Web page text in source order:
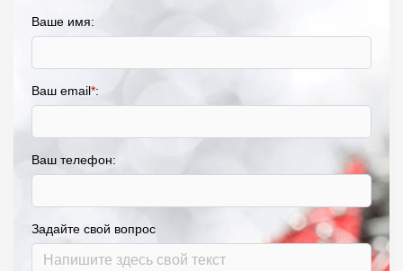
Ваше имя:
Ваш email*:
Ваш телефон:
Задайте свой вопрос